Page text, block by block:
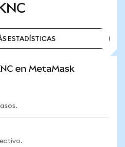
ESTADÍSTICAS
en MetaMask